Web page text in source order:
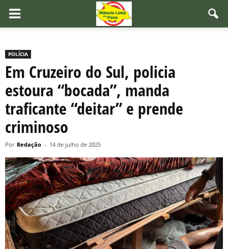
POLÍCIA
Em Cruzeiro do Sul, policia
estoura “bocada”, manda
traficante “deitar” e prende
criminoso
Por Redação - 14 de julho de 2025